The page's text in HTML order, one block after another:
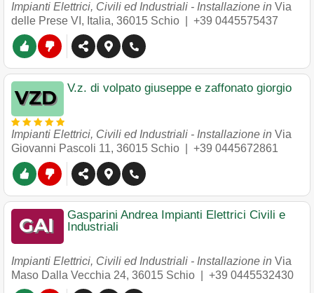
Impianti Elettrici, Civili ed Industriali - Installazione in Via
delle Prese VI, Italia, 36015 Schio +39 0445575437
V.z. di volpato giuseppe e zaffonato giorgio
Impianti Elettrici, Civili ed Industriali - Installazione in Via
Giovanni Pascoli 11, 36015 Schio +39 0445672861
Gasparini Andrea Impianti Elettrici Civili e
Industriali
Impianti Elettrici, Civili ed Industriali - Installazione in Via
Maso Dalla Vecchia 24, 36015 Schio +39 0445532430